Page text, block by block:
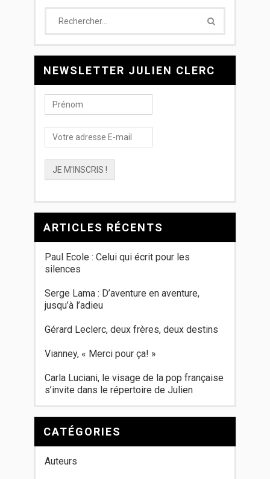
NEWSLETTER JULIEN CLERC
ARTICLES RÉCENTS
Paul Ecole : Celui qui écrit pour les
silences
Serge Lama : D’aventure en aventure,
jusqu’à l’adieu
Gérard Leclerc, deux frères, deux destins
Vianney, « Merci pour ça! »
Carla Luciani, le visage de la pop française
s’invite dans le répertoire de Julien
CATÉGORIES
Auteurs